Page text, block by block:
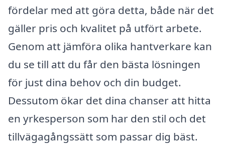
fördelar med att göra detta, både när det
gäller pris och kvalitet på utfört arbete.
Genom att jämföra olika hantverkare kan
du se till att du får den bästa lösningen
för just dina behov och din budget.
Dessutom ökar det dina chanser att hitta
en yrkesperson som har den stil och det
tillvägagångssätt som passar dig bäst.